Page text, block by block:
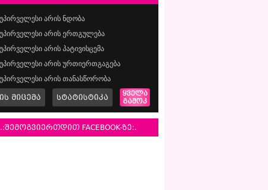
უპირველესი არის ნდობა
უპირველესი არის ერთგულება
უპირველესი არის პატივისცემა
უპირველესი არის ურთიერთგაგება
უპირველესი არის თანასწორობა
მიცემა სტატისტიკა
ყველა
გამოკ
.:შემოგვიერთდით FACEBOOK-ზე:.